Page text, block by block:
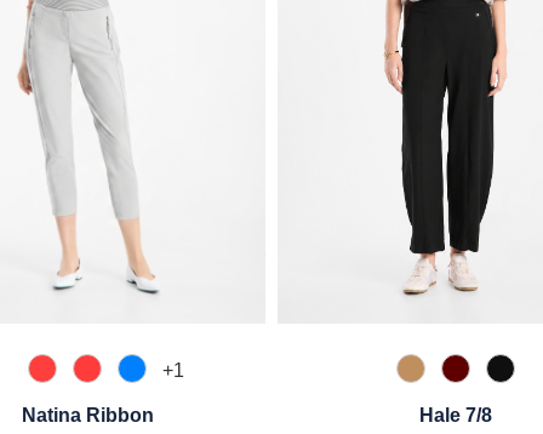
465 Koralle
545 Flamingo
870 Azur
+1
Natina Ribbon
375 Warm
588 990
Hale 7/8